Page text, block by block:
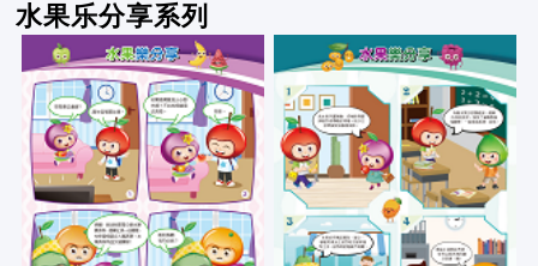
水果乐分享系列